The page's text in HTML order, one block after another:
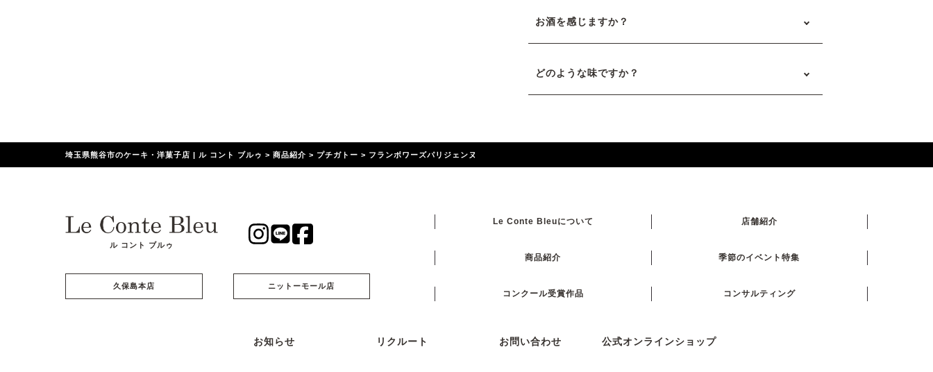
お酒を感じますか？
どのような味ですか？
埼玉県熊谷市のケーキ・洋菓子店 | ル コント ブルゥ >商品紹介 > プチガトー > フランボワーズパリジェンヌ
ル コント ブルゥ
久保島本店 ニットーモール店
Le Conte Bleuについて 店舗紹介
商品紹介 季節のイベント特集
コンクール受賞作品 コンサルティング
お知らせ リクルート お問い合わせ 公式オンラインショップ